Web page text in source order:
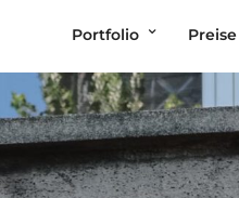
Portfolio Preise